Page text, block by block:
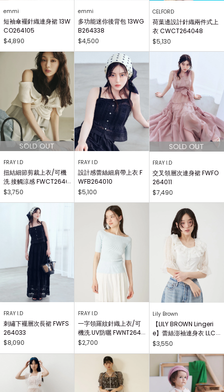
emmi
短袖傘襬針織連身裙 13W
CO264105
$4,890
emmi
多功能迷你後背包 13WG
B264338
$4,500
CELFORD
荷葉邊設計針織兩件式上
衣 CWCT264048
$5,130
FRAY I.D
扭結細節剪裁上衣/可機
洗.接觸涼感 FWCT2640
25
$3,750
FRAY I.D
設計感蕾絲細肩帶上衣 F
WFB264010
$5,100
FRAY I.D
交叉領層次連身裙 FWFO
264011
$7,490
FRAY I.D
刺繡下襬層次長裙 FWFS
264033
$8,090
FRAY I.D
一字領羅紋針織上衣/可
機洗.UV防曬 FWNT2640
29
$2,700
Lily Brown
【LILY BROWN Lingeri
e】蕾絲澎袖連身衣 LLCO
262503
$3,550